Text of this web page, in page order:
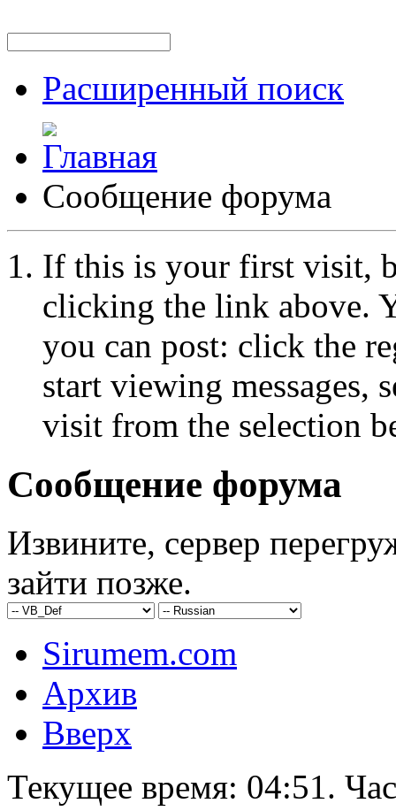
Расширенный поиск
Сообщение форума
If this is your first visit,
clicking the link above.
you can post: click the
start viewing messages,
visit from the selection
Сообщение форума
Извините, сервер
зайти позже.
Sirumem.com
Архив
Вверх
Текущее время: 04:51.